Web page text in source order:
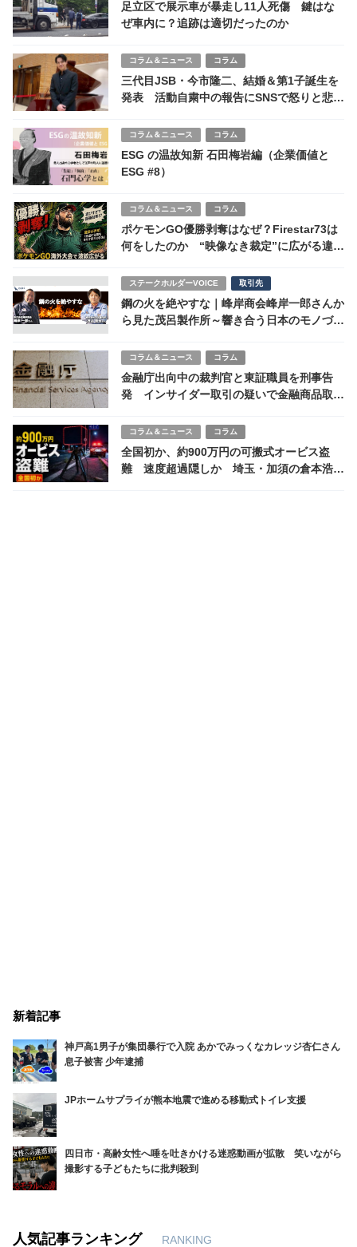
足立区で展示車が暴走し11人死傷 鍵はな
ぜ車内に？追跡は適切だったのか
コラム＆ニュース コラム
三代目JSB・今市隆二、結婚＆第1子誕生を
発表 活動自粛中の報告にSNSで怒りと悲観
コラム＆ニュース コラム
ESG の温故知新 石田梅岩編（企業価値と
ESG #8）
コラム＆ニュース コラム
ポケモンGO優勝剥奪はなぜ？Firestar73は
何をしたのか “映像なき裁定”に広がる違和
ステークホルダーVOICE 取引先
鋼の火を絶やすな｜峰岸商会峰岸一郎さんか
ら見た茂呂製作所～響き合う日本のモノづく
コラム＆ニュース コラム
金融庁出向中の裁判官と東証職員を刑事告
発 インサイダー取引の疑いで金融商品取引
コラム＆ニュース コラム
全国初か、約900万円の可搬式オービス盗
難 速度超過隠しか 埼玉・加須の倉本浩司
新着記事
神戸高1男子が集団暴行で入院 あかでみっくなカレッジ杏仁さん
息子被害 少年逮捕
JPホームサプライが熊本地震で進める移動式トイレ支援
四日市・高齢女性へ唾を吐きかける迷惑動画が拡散 笑いながら
撮影する子どもたちに批判殺到
人気記事ランキング RANKING